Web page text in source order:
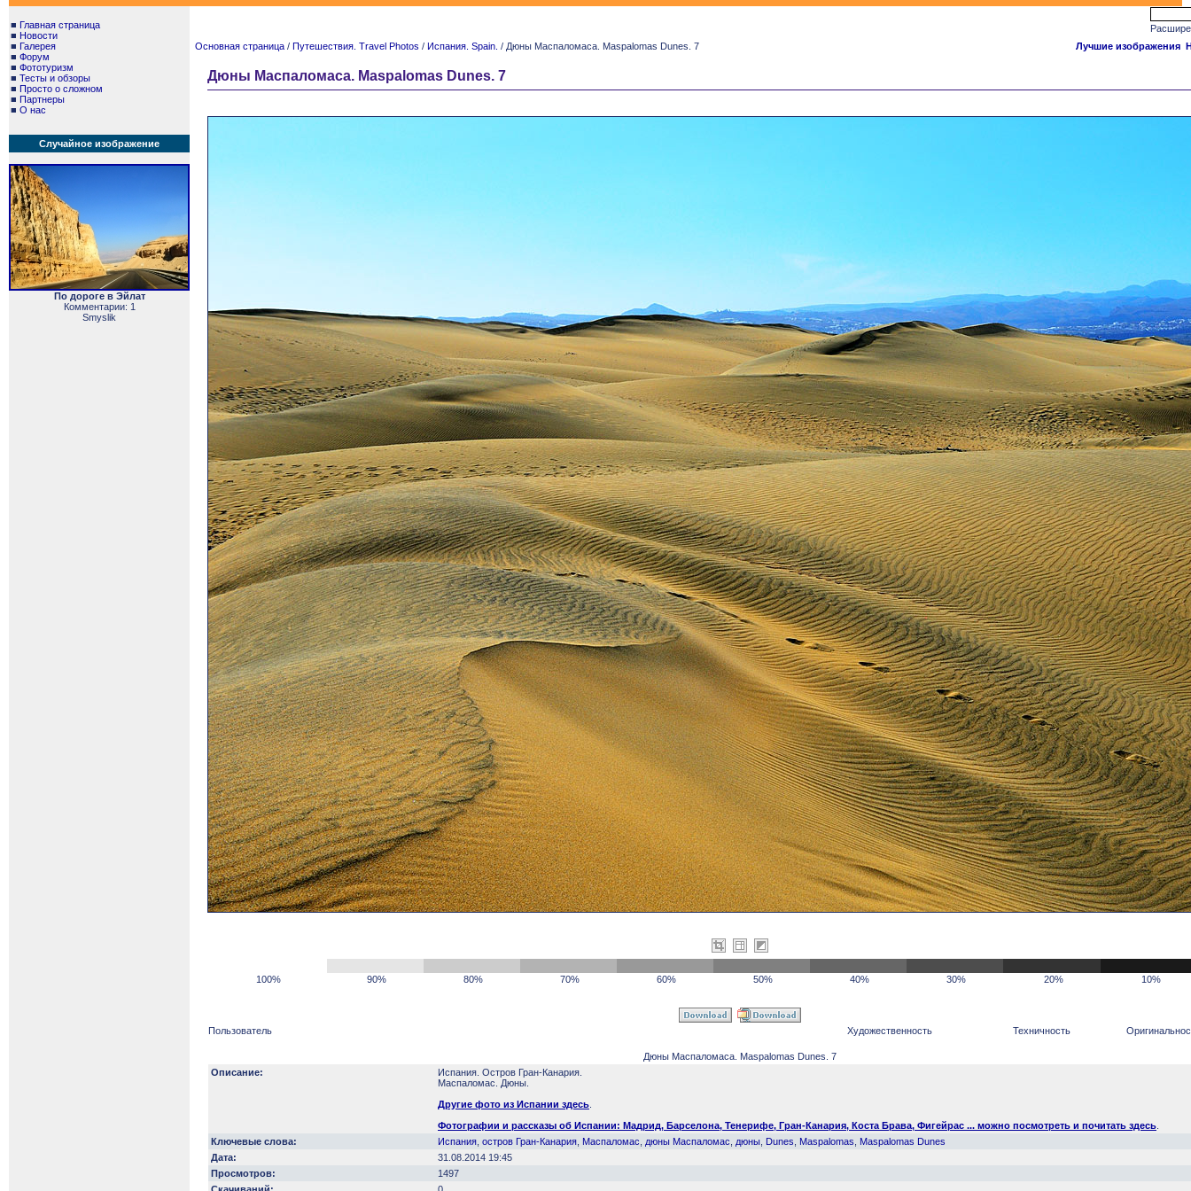
■ Главная страница
■ Новости
■ Галерея
■ Форум
■ Фототуризм
■ Тесты и обзоры
■ Просто о сложном
■ Партнеры
■ О нас
Случайное изображение
По дороге в Эйлат
Комментарии: 1
Smyslik
Основная страница / Путешествия. Travel Photos / Испания. Spain. / Дюны Маспаломаса. Maspalomas Dunes. 7 Лучшие изображения
Дюны Маспаломаса. Maspalomas Dunes. 7
100% 90% 80% 70% 60% 50% 40% 30% 20% 10%
Пользователь Художественность Техничность
Дюны Маспаломаса. Maspalomas Dunes. 7
Описание:
Испания. Остров Гран-Канария.
Маспаломас. Дюны.
Другие фото из Испании здесь
Фотографии и рассказы об Испании: Мадрид, Барселона, Тенерифе, Гран-Канария, Коста Брава, Фигейрас ... можно посмотреть и почитать здесь
Ключевые слова:
Испания остров Гран-Канария Маспаломас дюны Маспаломас дюны Dunes Maspalomas
Maspalomas Dunes
Дата:
31.08.2014 19:45
Просмотров:
1497